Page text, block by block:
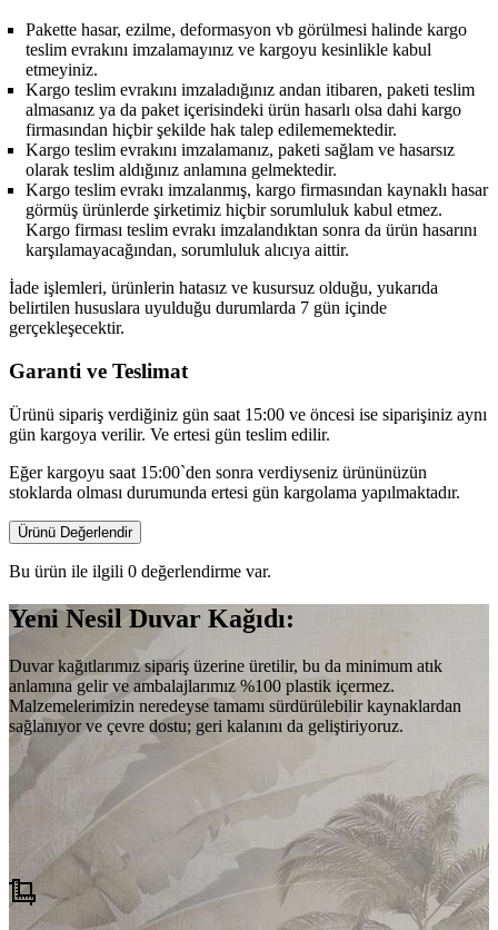
Pakette hasar, ezilme, deformasyon vb görülmesi halinde kargo
teslim evrakını imzalamayınız ve kargoyu kesinlikle kabul
etmeyiniz.
Kargo teslim evrakını imzaladığınız andan itibaren, paketi teslim
almasanız ya da paket içerisindeki ürün hasarlı olsa dahi kargo
firmasından hiçbir şekilde hak talep edilememektedir.
Kargo teslim evrakını imzalamanız, paketi sağlam ve hasarsız
olarak teslim aldığınız anlamına gelmektedir.
Kargo teslim evrakı imzalanmış, kargo firmasından kaynaklı hasar
görmüş ürünlerde şirketimiz hiçbir sorumluluk kabul etmez.
Kargo firması teslim evrakı imzalandıktan sonra da ürün hasarını
karşılamayacağından, sorumluluk alıcıya aittir.
İade işlemleri, ürünlerin hatasız ve kusursuz olduğu, yukarıda
belirtilen hususlara uyulduğu durumlarda 7 gün içinde
gerçekleşecektir.
Garanti ve Teslimat
Ürünü sipariş verdiğiniz gün saat 15:00 ve öncesi ise siparişiniz aynı
gün kargoya verilir. Ve ertesi gün teslim edilir.
Eğer kargoyu saat 15:00`den sonra verdiyseniz ürününüzün
stoklarda olması durumunda ertesi gün kargolama yapılmaktadır.
Ürünü Değerlendir
Bu ürün ile ilgili 0 değerlendirme var.
Yeni Nesil Duvar Kağıdı:
Duvar kağıtlarımız sipariş üzerine üretilir, bu da minimum atık
anlamına gelir ve ambalajlarımız %100 plastik içermez.
Malzemelerimizin neredeyse tamamı sürdürülebilir kaynaklardan
sağlanıyor ve çevre dostu; geri kalanını da geliştiriyoruz.